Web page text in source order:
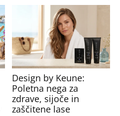
Design by Keune:
Poletna nega za
zdrave, sijoče in
zaščitene lase